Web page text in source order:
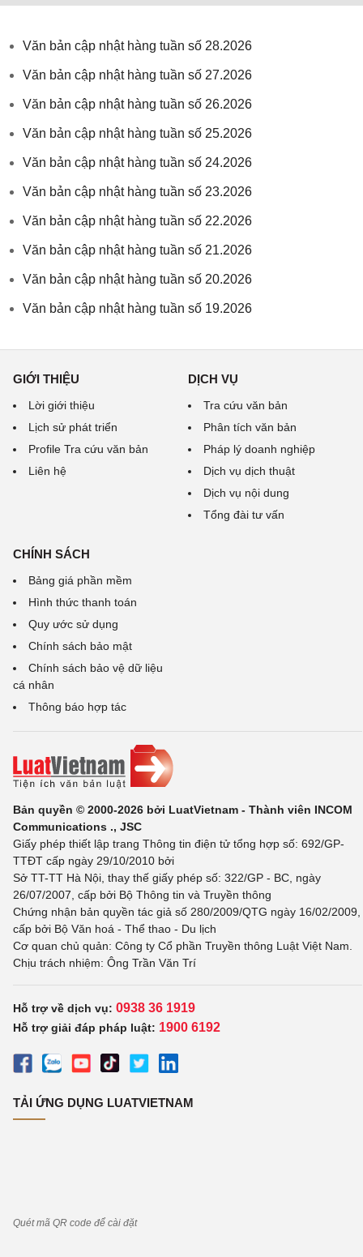
Văn bản cập nhật hàng tuần số 28.2026
Văn bản cập nhật hàng tuần số 27.2026
Văn bản cập nhật hàng tuần số 26.2026
Văn bản cập nhật hàng tuần số 25.2026
Văn bản cập nhật hàng tuần số 24.2026
Văn bản cập nhật hàng tuần số 23.2026
Văn bản cập nhật hàng tuần số 22.2026
Văn bản cập nhật hàng tuần số 21.2026
Văn bản cập nhật hàng tuần số 20.2026
Văn bản cập nhật hàng tuần số 19.2026
GIỚI THIỆU
Lời giới thiệu
Lịch sử phát triển
Profile Tra cứu văn bản
Liên hệ
DỊCH VỤ
Tra cứu văn bản
Phân tích văn bản
Pháp lý doanh nghiệp
Dịch vụ dịch thuật
Dịch vụ nội dung
Tổng đài tư vấn
CHÍNH SÁCH
Bảng giá phần mềm
Hình thức thanh toán
Quy ước sử dụng
Chính sách bảo mật
Chính sách bảo vệ dữ liệu
cá nhân
Thông báo hợp tác
Bản quyền © 2000-2026 bởi LuatVietnam - Thành viên INCOM
Communications ., JSC
Giấy phép thiết lập trang Thông tin điện tử tổng hợp số: 692/GP-
TTĐT cấp ngày 29/10/2010 bởi
Sở TT-TT Hà Nội, thay thế giấy phép số: 322/GP - BC, ngày
26/07/2007, cấp bởi Bộ Thông tin và Truyền thông
Chứng nhận bản quyền tác giả số 280/2009/QTG ngày 16/02/2009,
cấp bởi Bộ Văn hoá - Thể thao - Du lịch
Cơ quan chủ quản: Công ty Cổ phần Truyền thông Luật Việt Nam.
Chịu trách nhiệm: Ông Trần Văn Trí
Hỗ trợ về dịch vụ: 0938 36 1919
Hỗ trợ giải đáp pháp luật: 1900 6192
TẢI ỨNG DỤNG LUATVIETNAM
Quét mã QR code để cài đặt